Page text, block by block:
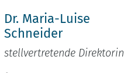
Dr. Maria-Luise
Schneider
stellvertretende Direktorin